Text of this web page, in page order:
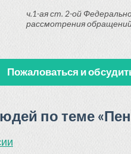
ч.1-ая ст. 2-ой
рассмотрения
Пожаловаться и
по теме